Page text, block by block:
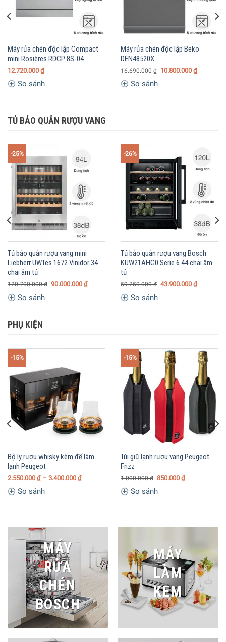
Máy rửa chén độc lập Compact
mini Rosières RDCP 8S-04
12.720.000 ₫
So sánh
Máy rửa chén độc lập Beko
DEN48520X
16.690.000₫ 10.800.000 ₫
So sánh
TỦ BẢO QUẢN RƯỢU VANG
-25%
Tủ bảo quản rượu vang mini
Liebherr UWTes 1672 Vinidor 34
chai âm tủ
120.700.000₫ 90.000.000 ₫
So sánh
-26%
Tủ bảo quản rượu vang Bosch
KUW21AHG0 Serie 6 44 chai âm
tủ
59.250.000₫ 43.900.000 ₫
So sánh
PHỤ KIỆN
-15%
Bộ ly rượu whisky kèm đế làm
lạnh Peugeot
2.550.000 ₫ – 3.400.000 ₫
So sánh
-15%
Túi giữ lạnh rượu vang Peugeot
Frizz
1.000.000₫ 850.000 ₫
So sánh
MÁY
RỬA
CHÉN
BOSCH
MÁY
LÀM
KEM